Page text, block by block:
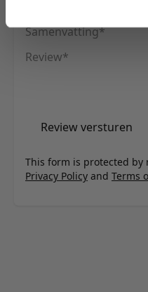
Samenvatting
Review
Review versturen
This form is protected by
Privacy Policy and Terms